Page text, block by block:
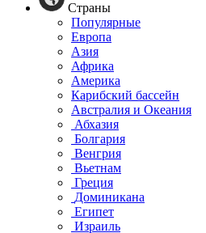
Страны
Популярные
Европа
Азия
Африка
Америка
Карибский бассейн
Австралия и Океания
Абхазия
Болгария
Венгрия
Вьетнам
Греция
Доминикана
Египет
Израиль